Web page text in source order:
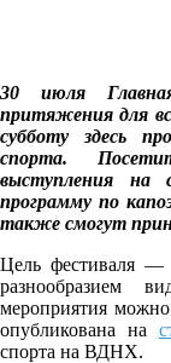
30 июля
притяжения для
субботу здесь
спорта.
выступления на
программу по
также смогут
Цель фестиваля —
разнообразием
мероприятия
опубликована на
спорта на ВДНХ.